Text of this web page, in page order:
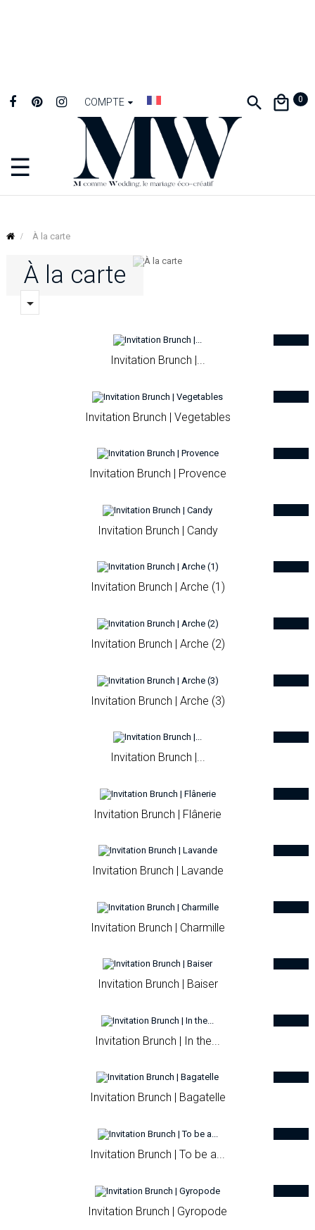
COMPTE 0
Basculer
la
☰
À la carte
À la carte

Invitation Brunch |...
Invitation Brunch | Vegetables
Invitation Brunch | Provence
Invitation Brunch | Candy
Invitation Brunch | Arche (1)
Invitation Brunch | Arche (2)
Invitation Brunch | Arche (3)
Invitation Brunch |...
Invitation Brunch | Flânerie
Invitation Brunch | Lavande
Invitation Brunch | Charmille
Invitation Brunch | Baiser
Invitation Brunch | In the...
Invitation Brunch | Bagatelle
Invitation Brunch | To be a...
Invitation Brunch | Gyropode